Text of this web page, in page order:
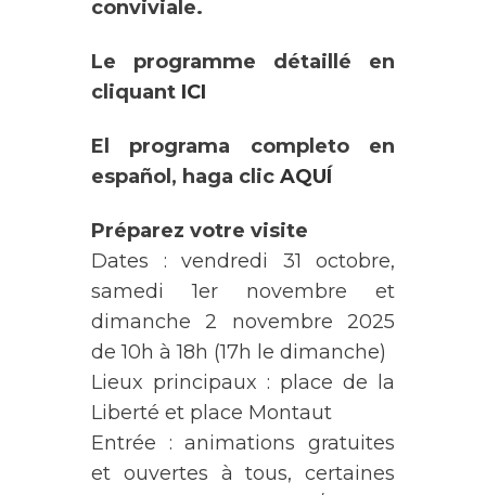
conviviale.
Le programme détaillé en
cliquant ICI
El programa completo en
español, haga clic AQUÍ
Préparez votre visite
Dates : vendredi 31 octobre,
samedi 1er novembre et
dimanche 2 novembre 2025
de 10h à 18h (17h le dimanche)
Lieux principaux : place de la
Liberté et place Montaut
Entrée : animations gratuites
et ouvertes à tous, certaines